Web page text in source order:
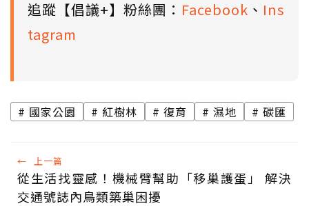
追蹤【倡議+】粉絲團： Facebook 、 Ins
tagram
國家公園 紅樹林 復育 濕地 碳匯
← 上一篇
從生活找靈感！機械臂幫助「移巢護蛋」 解決
交通號誌內鳥類築巢困擾